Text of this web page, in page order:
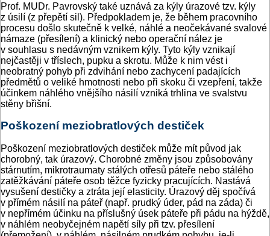
Prof. MUDr. Pavrovský také uznává za kýly úrazové tzv. kýly
z úsilí (z přepětí sil). Předpokladem je, že během pracovního
procesu došlo skutečně k velké, náhlé a neočekávané svalové
námaze (přesílení) a klinický nebo operační nález je
v souhlasu s nedávným vznikem kýly. Tyto kýly vznikají
nejčastěji v tříslech, pupku a skrotu. Může k nim vést i
neobratný pohyb při zdvihání nebo zachycení padajících
předmětů o veliké hmotnosti nebo při skoku či vzepření, takže
účinkem náhlého vnějšího násilí vzniká trhlina ve svalstvu
stěny břišní.
Poškození meziobratlových destiček
Poškození meziobratlových destiček může mít původ jak
chorobný, tak úrazový. Chorobné změny jsou způsobovány
stárnutím, mikrotraumaty stálých otřesů páteře nebo stálého
zatěžkávání páteře osob těžce fyzicky pracujících. Nastává
vysušení destičky a ztráta její elasticity. Úrazový děj spočívá
v přímém násilí na páteř (např. prudký úder, pád na záda) či
v nepřímém účinku na příslušný úsek páteře při pádu na hýždě,
v náhlém neobyčejném napětí síly při tzv. přesílení